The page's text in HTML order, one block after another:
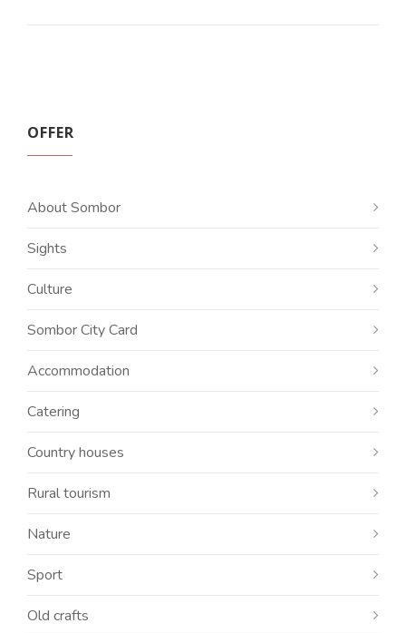
OFFER
About Sombor
Sights
Culture
Sombor City Card
Accommodation
Catering
Country houses
Rural tourism
Nature
Sport
Old crafts